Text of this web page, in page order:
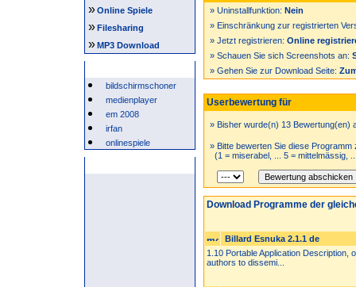
»Online Spiele
»Filesharing
»MP3 Download
bildschirmschoner
medienplayer
em 2008
irfan
onlinespiele
» Uninstallfunktion: Nein
» Einschränkung zur registrierten
» Jetzt registrieren: Online
» Schauen Sie sich Screenshots an:
» Gehen Sie zur Download Seite:
Userbewertung für
» Bisher wurde(n) 13 Bewertung(en)
» Bitte bewerten Sie diese Programm
(1 = miserabel, ... 5 = mittelmässig,
Download Programme der
Billard Esnuka 2.1.1 de
1.10 Portable Application Description,
authors to dissemi...